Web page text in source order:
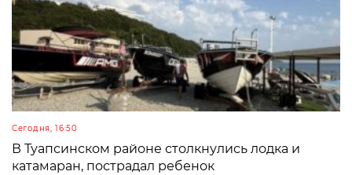
Сегодня, 16:50
В Туапсинском районе столкнулись лодка и
катамаран, пострадал ребенок